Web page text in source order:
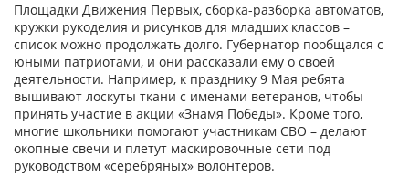
Площадки Движения Первых, сборка-разборка автоматов,
кружки рукоделия и рисунков для младших классов –
список можно продолжать долго. Губернатор пообщался с
юными патриотами, и они рассказали ему о своей
деятельности. Например, к празднику 9 Мая ребята
вышивают лоскуты ткани с именами ветеранов, чтобы
принять участие в акции «Знамя Победы». Кроме того,
многие школьники помогают участникам СВО – делают
окопные свечи и плетут маскировочные сети под
руководством «серебряных» волонтеров.